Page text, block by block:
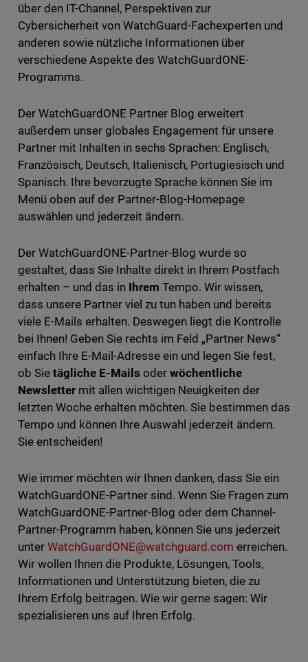
über den IT-Channel, Perspektiven zur
Cybersicherheit von WatchGuard-Fachexperten und
anderen sowie nützliche Informationen über
verschiedene Aspekte des WatchGuardONE-
Programms.
Der WatchGuardONE Partner Blog erweitert
außerdem unser globales Engagement für unsere
Partner mit Inhalten in sechs Sprachen: Englisch,
Französisch, Deutsch, Italienisch, Portugiesisch und
Spanisch. Ihre bevorzugte Sprache können Sie im
Menü oben auf der Partner-Blog-Homepage
auswählen und jederzeit ändern.
Der WatchGuardONE-Partner-Blog wurde so
gestaltet, dass Sie Inhalte direkt in Ihrem Postfach
erhalten – und das in Ihrem Tempo. Wir wissen,
dass unsere Partner viel zu tun haben und bereits
viele E-Mails erhalten. Deswegen liegt die Kontrolle
bei Ihnen! Geben Sie rechts im Feld „Partner News“
einfach Ihre E-Mail-Adresse ein und legen Sie fest,
ob Sie tägliche E-Mails oder wöchentliche
Newslettermit allen wichtigen Neuigkeiten der
letzten Woche erhalten möchten. Sie bestimmen das
Tempo und können Ihre Auswahl jederzeit ändern.
Sie entscheiden!
Wie immer möchten wir Ihnen danken, dass Sie ein
WatchGuardONE-Partner sind. Wenn Sie Fragen zum
WatchGuardONE-Partner-Blog oder dem Channel-
Partner-Programm haben, können Sie uns jederzeit
unter WatchGuardONE@watchguard.com erreichen.
Wir wollen Ihnen die Produkte, Lösungen, Tools,
Informationen und Unterstützung bieten, die zu
Ihrem Erfolg beitragen. Wie wir gerne sagen: Wir
spezialisieren uns auf Ihren Erfolg.